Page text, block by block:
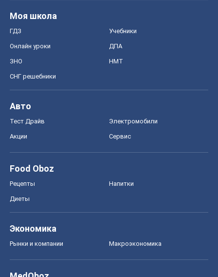
Моя школа
ГДЗ Учебники
Онлайн уроки ДПА
ЗНО НМТ
СНГ решебники
Авто
Тест Драйв Электромобили
Акции Сервис
Food Oboz
Рецепты Напитки
Диеты
Экономика
Рынки и компании Mакроэкономика